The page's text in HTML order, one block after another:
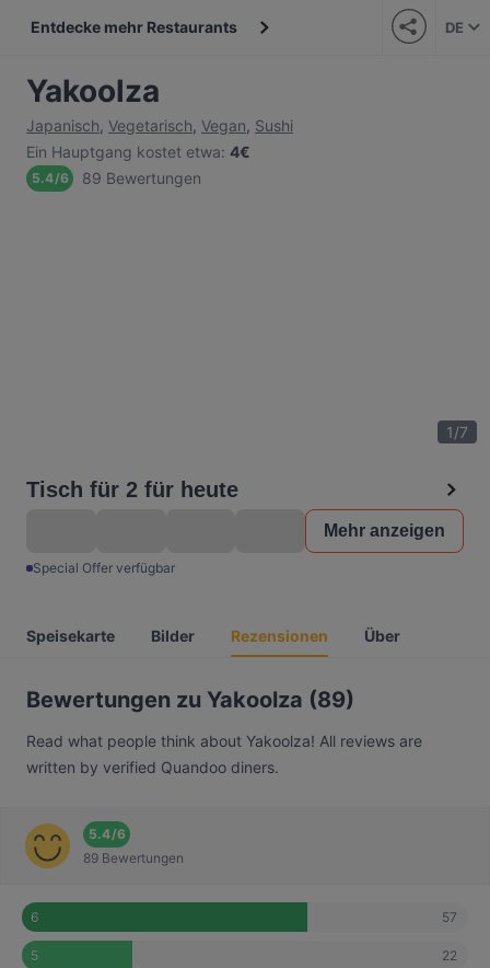
Entdecke mehr Restaurants DE
Yakoolza
Japanisch, Vegetarisch, Vegan, Sushi
Ein Hauptgang kostet etwa: 4€
5.4/6 89 Bewertungen
1/7
Tisch für 2 für heute
Mehr anzeigen
Special Offer verfügbar
Speisekarte Bilder Rezensionen Über
Bewertungen zu Yakoolza (89)
Read what people think about Yakoolza! All reviews are
written by verified Quandoo diners.
5.4/6
89 Bewertungen
6 57
5 22